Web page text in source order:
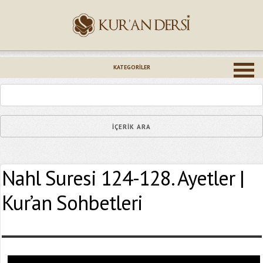
KATEGORILER
Nahl Suresi 124-128. Ayetler |
Kur’an Sohbetleri
Epostanız (*)
Yaşadığınız Hatanın Ayrıntıları